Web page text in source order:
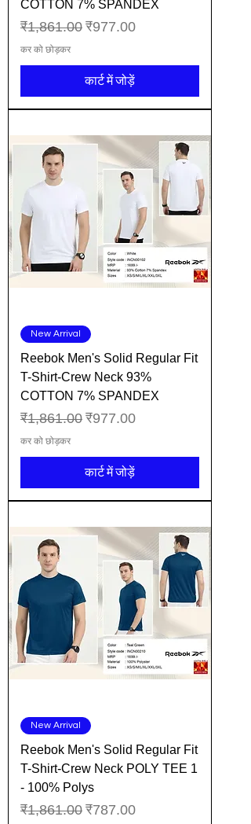
COTTON 7% SPANDEX
नियमित मूल्य
₹1,861.00 बिक्री मूल्य
₹977.00
कर को छोड़कर
कार्ट में जोड़ें
New Arrival
Reebok Men's Solid Regular Fit
T-Shirt-Crew Neck 93%
COTTON 7% SPANDEX
नियमित मूल्य
₹1,861.00 बिक्री मूल्य
₹977.00
कर को छोड़कर
कार्ट में जोड़ें
New Arrival
Reebok Men's Solid Regular Fit
T-Shirt-Crew Neck POLY TEE 1
- 100% Polys
नियमित मूल्य
₹1,861.00 बिक्री मूल्य
₹787.00